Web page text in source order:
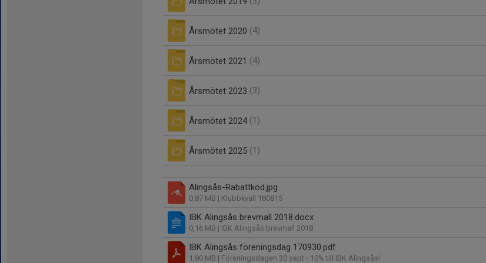
Årsmötet 2020 (4)
Årsmötet 2021 (4)
Årsmötet 2023 (3)
Årsmötet 2024 (1)
Årsmötet 2025 (1)
Alingsås-Rabattkod.jpg
0,87 MB | Klubbkväll 180815
IBK Alingsås brevmall 2018.docx
0,16 MB | IBK Alingsås brevmall 2018
IBK Alingsås föreningsdag 170930.pdf
1,80 MB | Föreningsdagen 30 sept - 10% till IBK Alingsås!